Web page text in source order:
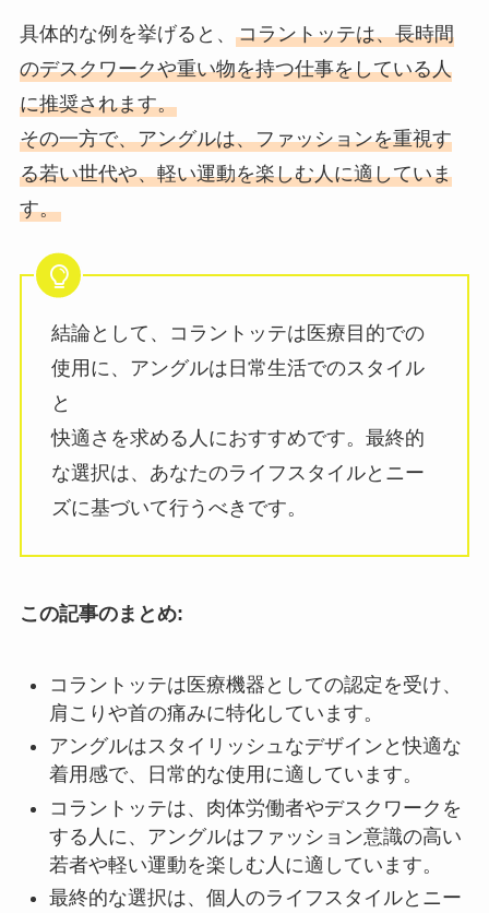
具体的な例を挙げると、 コラントッテは、長時間
のデスクワークや重い物を持つ仕事をしている人
に推奨されます。
その一方で、アングルは、ファッションを重視す
る若い世代や、軽い運動を楽しむ人に適していま
す。
結論として、コラントッテは医療目的での
使用に、アングルは日常生活でのスタイル
と
快適さを求める人におすすめです。最終的
な選択は、あなたのライフスタイルとニー
ズに基づいて行うべきです。
この記事のまとめ:
コラントッテは医療機器としての認定を受け、
肩こりや首の痛みに特化しています。
アングルはスタイリッシュなデザインと快適な
着用感で、日常的な使用に適しています。
コラントッテは、肉体労働者やデスクワークを
する人に、アングルはファッション意識の高い
若者や軽い運動を楽しむ人に適しています。
最終的な選択は、個人のライフスタイルとニー